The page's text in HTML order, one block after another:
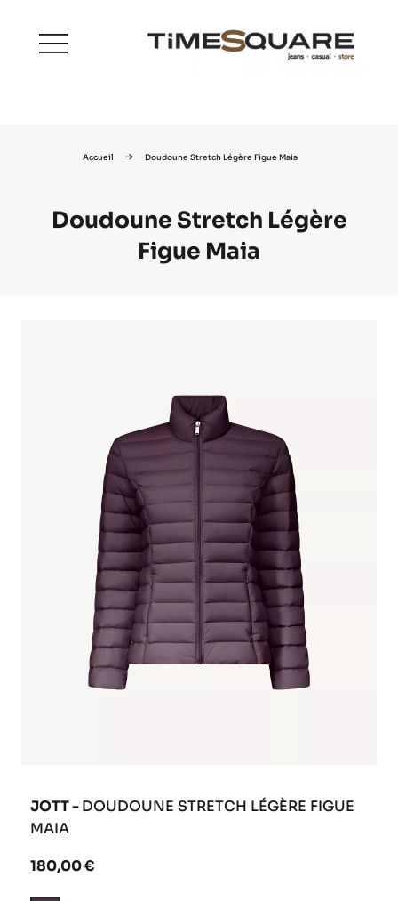
menu
Accueil Doudoune Stretch Légère Figue Maia
Doudoune Stretch Légère
Figue Maia
JOTT -DOUDOUNE STRETCH LÉGÈRE FIGUE
MAIA
180,00 €